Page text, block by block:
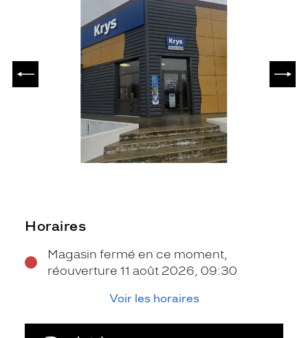
PRÉCÉDENT
Horaires
Magasin fermé en ce moment,
réouverture 11 août 2026, 09:30
Voir les horaires